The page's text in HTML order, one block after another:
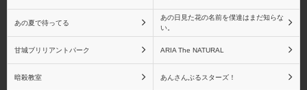
あの夏で待ってる
あの日見た花の名前を僕達はまだ知らな
い。
甘城ブリリアントパーク ARIA The NATURAL
暗殺教室 あんさんぶるスターズ！